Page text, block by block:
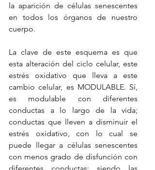
la aparición de células senescentes
en todos los órganos de nuestro
cuerpo.
La clave de este esquema es que
esta alteración del ciclo celular, este
estrés oxidativo que lleva a este
cambio celular, es MODULABLE. Sí,
es modulable con diferentes
conductas a lo largo de la vida;
conductas que lleven a disminuir el
estrés oxidativo, con lo cual se
puede llegar a células senescentes
con menos grado de disfunción con